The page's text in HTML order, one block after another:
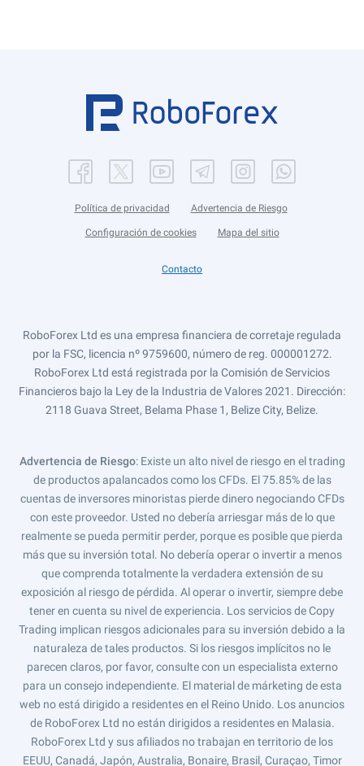
Política de privacidad Advertencia de Riesgo
Configuración de cookies Mapa del sitio
Contacto
RoboForex Ltd es una empresa financiera de corretaje regulada
por la FSC, licencia nº 9759600, número de reg. 000001272.
RoboForex Ltd está registrada por la Comisión de Servicios
Financieros bajo la Ley de la Industria de Valores 2021. Dirección:
2118 Guava Street, Belama Phase 1, Belize City, Belize.
Advertencia de Riesgo: Existe un alto nivel de riesgo en el trading
de productos apalancados como los CFDs. El 75.85% de las
cuentas de inversores minoristas pierde dinero negociando CFDs
con este proveedor. Usted no debería arriesgar más de lo que
realmente se pueda permitir perder, porque es posible que pierda
más que su inversión total. No debería operar o invertir a menos
que comprenda totalmente la verdadera extensión de su
exposición al riesgo de pérdida. Al operar o invertir, siempre debe
tener en cuenta su nivel de experiencia. Los servicios de Copy
Trading implican riesgos adicionales para su inversión debido a la
naturaleza de tales productos. Si los riesgos implícitos no le
parecen claros, por favor, consulte con un especialista externo
para un consejo independiente. El material de márketing de esta
web no está dirigido a residentes en el Reino Unido. Los anuncios
de RoboForex Ltd no están dirigidos a residentes en Malasia.
RoboForex Ltd y sus afiliados no trabajan en territorio de los
EEUU, Canadá, Japón, Australia, Bonaire, Brasil, Curaçao, Timor